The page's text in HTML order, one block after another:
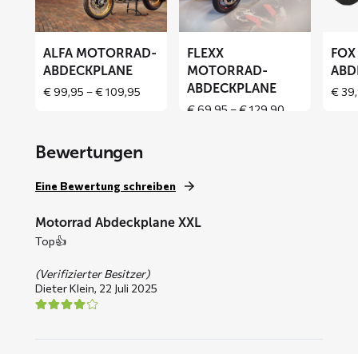
Abdeckplane
ALFA MOTORRAD-
ABDECKPLANE
€99,95 –€109,95Price
€ 109,95
Abdeckplane
FLEXX
MOTORRAD-
ABDECKPLANE
€69,95 –€129,90
€
Bewertungen
Eine Bewertung schreiben
Motorrad Abdeckplane XXL
Top👍
(Verifizierter Besitzer)
Dieter Klein, 22 Juli 2025